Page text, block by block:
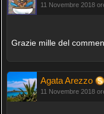
11 Novembre 2018
Grazie mille del
Agata Arezzo
11 Novembre 2018